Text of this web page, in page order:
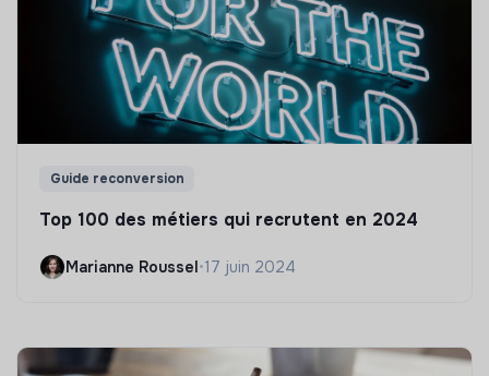
Guide reconversion
Top 100 des métiers qui recrutent en 2024
Marianne Roussel•17 juin 2024